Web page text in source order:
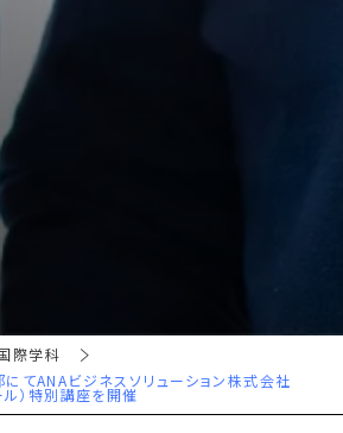
際学科
てANAビジネスソリューション株式会社
ル）特別講座を開催